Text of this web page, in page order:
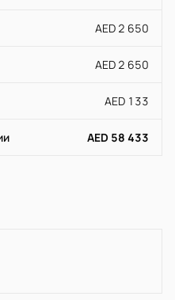
AED 2 650
AED 2 650
AED 133
AED 58 433